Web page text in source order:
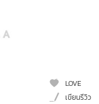
LOVE
เขียนรีวิว